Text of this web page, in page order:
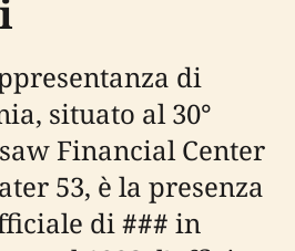
di
situato al 30°
Financial Center
53, è la presenza
di### in